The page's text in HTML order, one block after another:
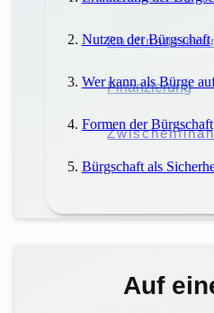
Störung Des
Miete|Mieter
Miete Vs.
Finanzierung
Nutzen der Bürgschaft
Wer kann als Bürge
Formen der Bürgschaft
Bürgschaft als
Auf